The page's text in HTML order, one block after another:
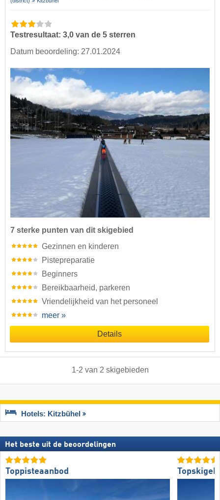
Testresultaat: 3,0 van de 5 sterren
Datum beoordeling: 27.01.2024
7 sterke punten van dit skigebied
Gezinnen en kinderen
Pistepreparatie
Beginners
Bereikbaarheid, parkeren
Vriendelijkheid van het personeel
meer »
Details
1-2 van 2 skigebieden
Hotels: Kitzbühel
Het beste uit de beoordelingen
Toppisteaanbod